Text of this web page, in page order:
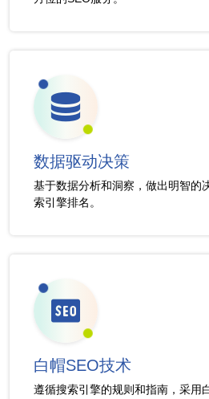
数据驱动决策
基于数据分析和洞察，做出明智的
索引擎排名。
白帽SEO技术
遵循搜索引擎的规则和指南，采用